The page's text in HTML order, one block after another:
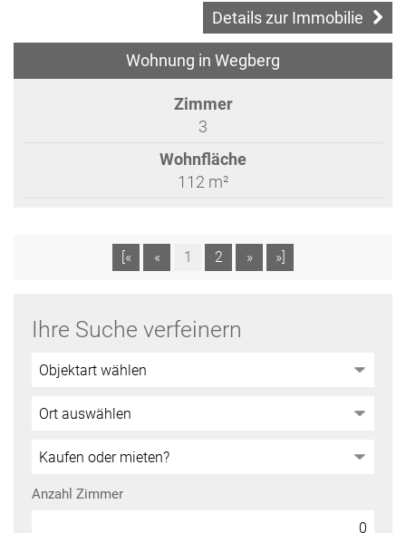
Details zur Immobilie
Wohnung in Wegberg
Zimmer
3
Wohnfläche
112 m²
[« « 1 2 » »]
Ihre Suche verfeinern
Anzahl Zimmer